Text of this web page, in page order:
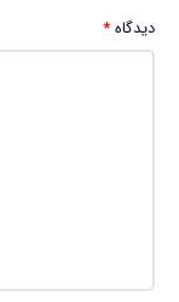
دیدگاه*